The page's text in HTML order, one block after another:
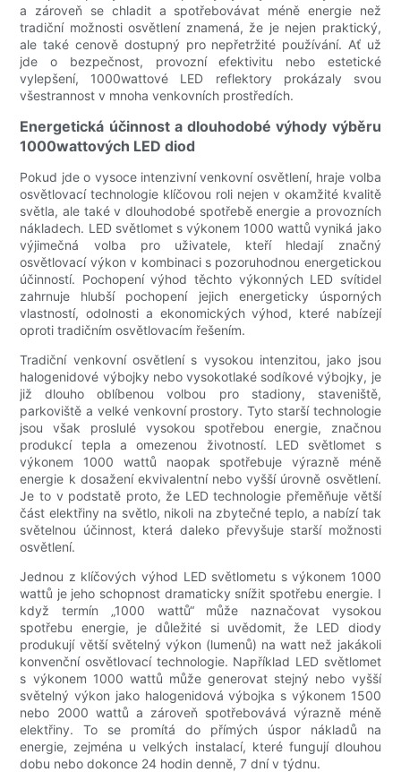
a zároveň se chladit a spotřebovávat méně energie než
tradiční možnosti osvětlení znamená, že je nejen praktický,
ale také cenově dostupný pro nepřetržité používání. Ať už
jde o bezpečnost, provozní efektivitu nebo estetické
vylepšení, 1000wattové LED reflektory prokázaly svou
všestrannost v mnoha venkovních prostředích.
Energetická účinnost a dlouhodobé výhody výběru
1000wattových LED diod
Pokud jde o vysoce intenzivní venkovní osvětlení, hraje volba
osvětlovací technologie klíčovou roli nejen v okamžité kvalitě
světla, ale také v dlouhodobé spotřebě energie a provozních
nákladech. LED světlomet s výkonem 1000 wattů vyniká jako
výjimečná volba pro uživatele, kteří hledají značný
osvětlovací výkon v kombinaci s pozoruhodnou energetickou
účinností. Pochopení výhod těchto výkonných LED svítidel
zahrnuje hlubší pochopení jejich energeticky úsporných
vlastností, odolnosti a ekonomických výhod, které nabízejí
oproti tradičním osvětlovacím řešením.
Tradiční venkovní osvětlení s vysokou intenzitou, jako jsou
halogenidové výbojky nebo vysokotlaké sodíkové výbojky, je
již dlouho oblíbenou volbou pro stadiony, staveniště,
parkoviště a velké venkovní prostory. Tyto starší technologie
jsou však proslulé vysokou spotřebou energie, značnou
produkcí tepla a omezenou životností. LED světlomet s
výkonem 1000 wattů naopak spotřebuje výrazně méně
energie k dosažení ekvivalentní nebo vyšší úrovně osvětlení.
Je to v podstatě proto, že LED technologie přeměňuje větší
část elektřiny na světlo, nikoli na zbytečné teplo, a nabízí tak
světelnou účinnost, která daleko převyšuje starší možnosti
osvětlení.
Jednou z klíčových výhod LED světlometu s výkonem 1000
wattů je jeho schopnost dramaticky snížit spotřebu energie. I
když termín „1000 wattů“ může naznačovat vysokou
spotřebu energie, je důležité si uvědomit, že LED diody
produkují větší světelný výkon (lumenů) na watt než jakákoli
konvenční osvětlovací technologie. Například LED světlomet
s výkonem 1000 wattů může generovat stejný nebo vyšší
světelný výkon jako halogenidová výbojka s výkonem 1500
nebo 2000 wattů a zároveň spotřebovává výrazně méně
elektřiny. To se promítá do přímých úspor nákladů na
energie, zejména u velkých instalací, které fungují dlouhou
dobu nebo dokonce 24 hodin denně, 7 dní v týdnu.